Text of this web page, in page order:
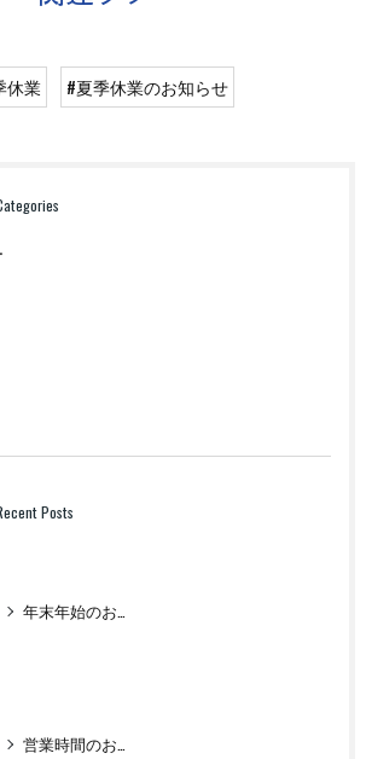
休業 #夏季休業のお知らせ
Posts
年末年始のお知らせ
営業時間のお知らせ